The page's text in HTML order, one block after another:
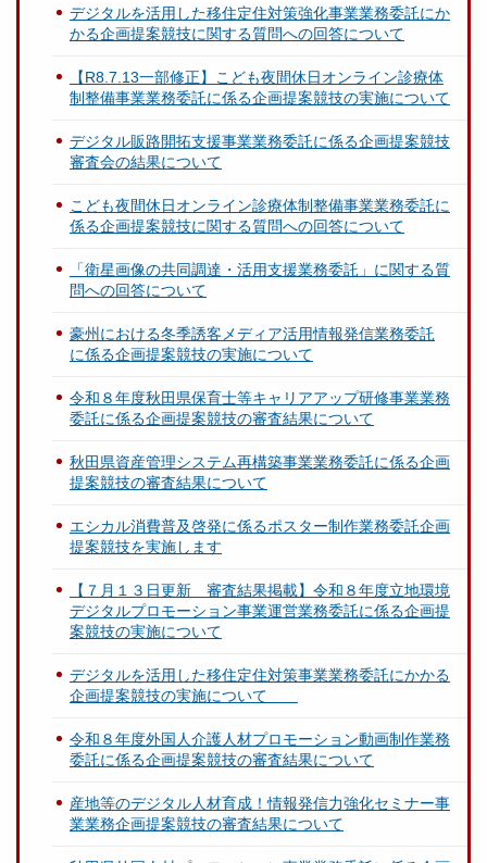
デジタルを活用した移住定住対策強化事業業務委託にか
かる企画提案競技に関する質問への回答について
【R8.7.13一部修正】こども夜間休日オンライン診療体
制整備事業業務委託に係る企画提案競技の実施について
デジタル販路開拓支援事業業務委託に係る企画提案競技
審査会の結果について
こども夜間休日オンライン診療体制整備事業業務委託に
係る企画提案競技に関する質問への回答について
「衛星画像の共同調達・活用支援業務委託」に関する質
問への回答について
豪州における冬季誘客メディア活用情報発信業務委託
に係る企画提案競技の実施について
令和８年度秋田県保育士等キャリアアップ研修事業業務
委託に係る企画提案競技の審査結果について
秋田県資産管理システム再構築事業業務委託に係る企画
提案競技の審査結果について
エシカル消費普及啓発に係るポスター制作業務委託企画
提案競技を実施します
【７月１３日更新 審査結果掲載】令和８年度立地環境
デジタルプロモーション事業運営業務委託に係る企画提
案競技の実施について
デジタルを活用した移住定住対策事業業務委託にかかる
企画提案競技の実施について
令和８年度外国人介護人材プロモーション動画制作業務
委託に係る企画提案競技の審査結果について
産地等のデジタル人材育成！情報発信力強化セミナー事
業業務企画提案競技の審査結果について